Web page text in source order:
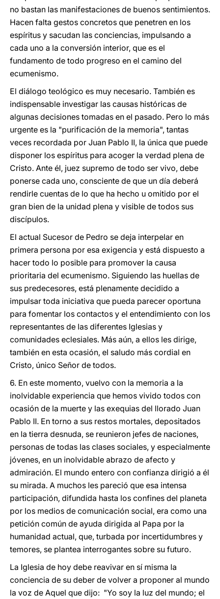
no bastan las manifestaciones de buenos sentimientos.
Hacen falta gestos concretos que penetren en los
espíritus y sacudan las conciencias, impulsando a
cada uno a la conversión interior, que es el
fundamento de todo progreso en el camino del
ecumenismo.
El diálogo teológico es muy necesario. También es
indispensable investigar las causas históricas de
algunas decisiones tomadas en el pasado. Pero lo más
urgente es la "purificación de la memoria", tantas
veces recordada por Juan Pablo II, la única que puede
disponer los espíritus para acoger la verdad plena de
Cristo. Ante él, juez supremo de todo ser vivo, debe
ponerse cada uno, consciente de que un día deberá
rendirle cuentas de lo que ha hecho u omitido por el
gran bien de la unidad plena y visible de todos sus
discípulos.
El actual Sucesor de Pedro se deja interpelar en
primera persona por esa exigencia y está dispuesto a
hacer todo lo posible para promover la causa
prioritaria del ecumenismo. Siguiendo las huellas de
sus predecesores, está plenamente decidido a
impulsar toda iniciativa que pueda parecer oportuna
para fomentar los contactos y el entendimiento con los
representantes de las diferentes Iglesias y
comunidades eclesiales. Más aún, a ellos les dirige,
también en esta ocasión, el saludo más cordial en
Cristo, único Señor de todos.
6. En este momento, vuelvo con la memoria a la
inolvidable experiencia que hemos vivido todos con
ocasión de la muerte y las exequias del llorado Juan
Pablo II. En torno a sus restos mortales, depositados
en la tierra desnuda, se reunieron jefes de naciones,
personas de todas las clases sociales, y especialmente
jóvenes, en un inolvidable abrazo de afecto y
admiración. El mundo entero con confianza dirigió a él
su mirada. A muchos les pareció que esa intensa
participación, difundida hasta los confines del planeta
por los medios de comunicación social, era como una
petición común de ayuda dirigida al Papa por la
humanidad actual, que, turbada por incertidumbres y
temores, se plantea interrogantes sobre su futuro.
La Iglesia de hoy debe reavivar en sí misma la
conciencia de su deber de volver a proponer al mundo
la voz de Aquel que dijo: "Yo soy la luz del mundo; el